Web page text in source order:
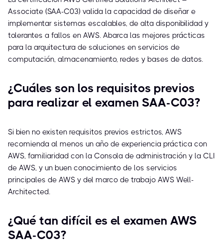
Associate (SAA-C03) valida la capacidad de diseñar e
implementar sistemas escalables, de alta disponibilidad y
tolerantes a fallos en AWS. Abarca las mejores prácticas
para la arquitectura de soluciones en servicios de
computación, almacenamiento, redes y bases de datos.
¿Cuáles son los requisitos previos
para realizar el examen SAA-C03?
Si bien no existen requisitos previos estrictos, AWS
recomienda al menos un año de experiencia práctica con
AWS, familiaridad con la Consola de administración y la CLI
de AWS, y un buen conocimiento de los servicios
principales de AWS y del marco de trabajo AWS Well-
Architected.
¿Qué tan difícil es el examen AWS
SAA-C03?